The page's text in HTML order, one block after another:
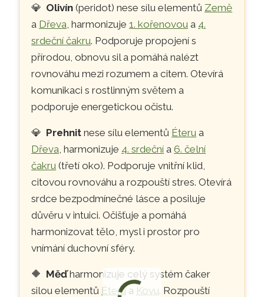
💎 Olivín (peridot) nese sílu elementů Země
a Dřeva, harmonizuje1. kořenovou a 4.
srdeční čakru. Podporuje propojení s
přírodou, obnovu sil a pomáhá nalézt
rovnováhu mezi rozumem a citem. Otevírá
komunikaci s rostlinným světem a
podporuje energetickou očistu.
💎 Prehnit nese sílu elementů Éteru a
Dřeva, harmonizuje 4. srdeční a6. čelní
čakru (třetí oko). Podporuje vnitřní klid,
citovou rovnováhu a rozpouští stres. Otevírá
srdce bezpodmínečné lásce a posiluje
důvěru v intuici. Očišťuje a pomáhá
harmonizovat tělo, mysl i prostor pro
vnímání duchovní sféry.
🔶 Měďharmonizuje celý systém čaker
silou elementů Éterua Kovu. Rozpouští